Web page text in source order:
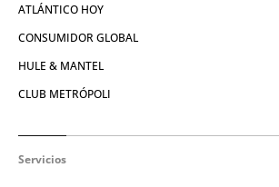
ATLÁNTICO HOY
CONSUMIDOR GLOBAL
HULE & MANTEL
CLUB METRÓPOLI
Servicios